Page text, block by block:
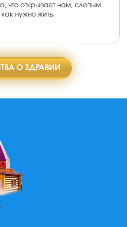
что открывает нам, слепым
как нужно жить.
О ЗДРАВИИ